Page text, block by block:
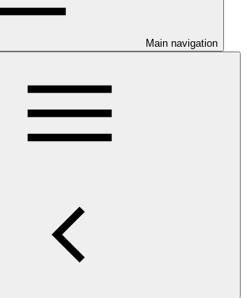
Main navigation